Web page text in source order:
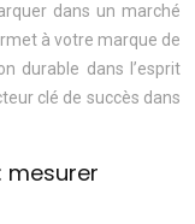
dans un marché
à votre marque de
durable dans l’esprit
clé de succès dans
mesurer